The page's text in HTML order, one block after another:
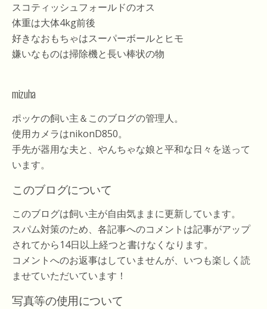
スコティッシュフォールドのオス
体重は大体4kg前後
好きなおもちゃはスーパーボールとヒモ
嫌いなものは掃除機と長い棒状の物
mizuha
ポッケの飼い主＆このブログの管理人。
使用カメラはnikonD850。
手先が器用な夫と、やんちゃな娘と平和な日々を送って
います。
このブログについて
このブログは飼い主が自由気ままに更新しています。
スパム対策のため、各記事へのコメントは記事がアップ
されてから14日以上経つと書けなくなります。
コメントへのお返事はしていませんが、いつも楽しく読
ませていただいています！
写真等の使用について